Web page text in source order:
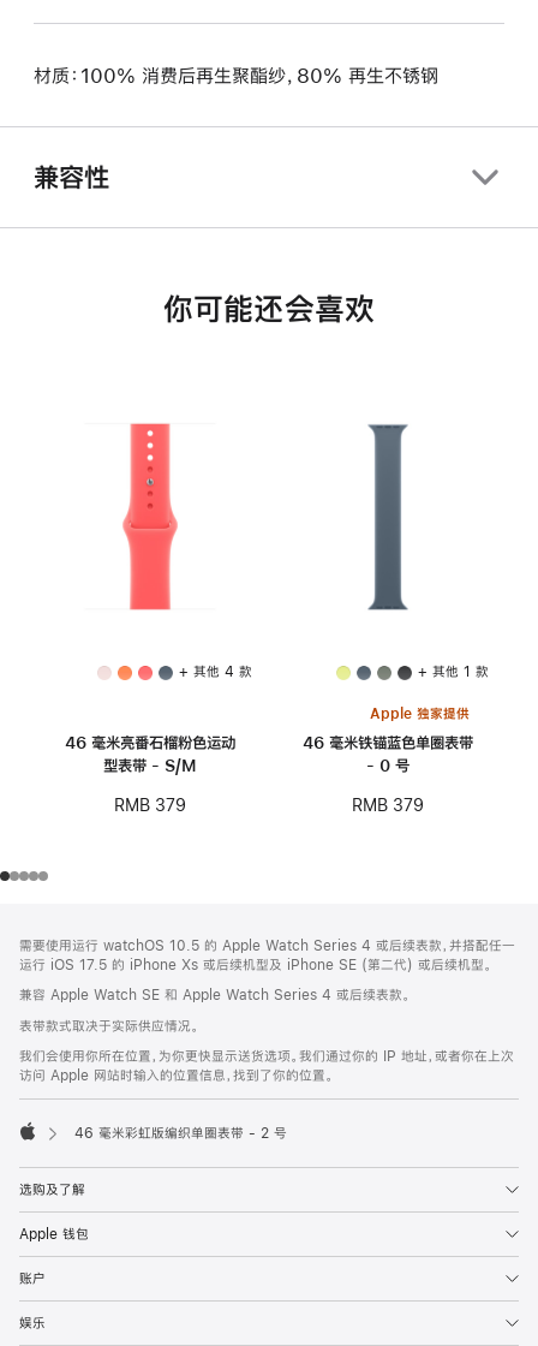
材质：100% 消费后再生聚酯纱，80% 再生不锈钢
兼容性
你可能还会喜欢
+ 其他 4 款
46 毫米亮番石榴粉色运动
型表带 - S/M
RMB 379
+ 其他 1 款
Apple 独家提供
46 毫米铁锚蓝色单圈表带
- 0 号
RMB 379
页
页
脚
注
需要使用运行 watchOS 10.5 的 Apple Watch Series 4 或后续表款，并搭配任一
运行 iOS 17.5 的 iPhone Xs 或后续机型及 iPhone SE (第二代) 或后续机型。
兼容 Apple Watch SE 和 Apple Watch Series 4 或后续表款。
表带款式取决于实际供应情况。
我们会使用你所在位置，为你更快显示送货选项。我们通过你的 IP 地址，或者你在上次
访问 Apple 网站时输入的位置信息，找到了你的位置。
46 毫米彩虹版编织单圈表带 - 2 号
选购及了解
Apple 钱包
账户
娱乐